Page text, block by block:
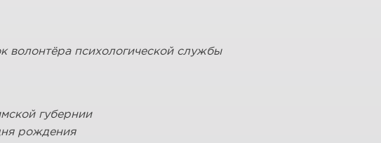
волонтёра психологической службы
губернии
рождения